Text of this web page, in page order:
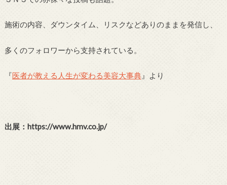
施術の内容、ダウンタイム、リスクなどありのままを発信し、
多くのフォロワーから支持されている。
『医者が教える人生が変わる美容大事典』より
出展：https://www.hmv.co.jp/